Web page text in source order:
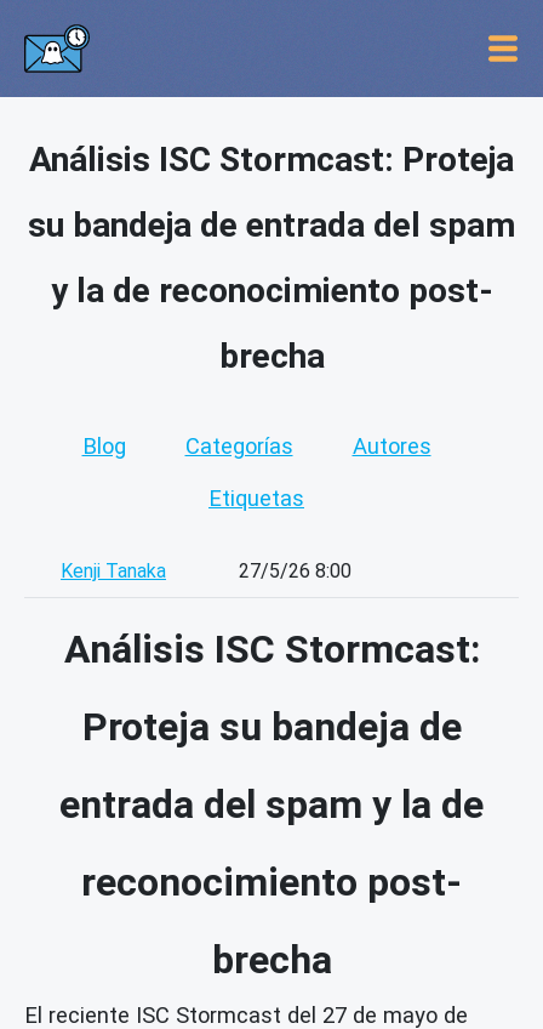
Análisis ISC Stormcast: Proteja
su bandeja de entrada del spam
y la de reconocimiento post-
brecha
Blog Categorías Autores
Etiquetas
Kenji Tanaka 27/5/26 8:00
Análisis ISC Stormcast:
Proteja su bandeja de
entrada del spam y la de
reconocimiento post-
brecha
El reciente ISC Stormcast del 27 de mayo de